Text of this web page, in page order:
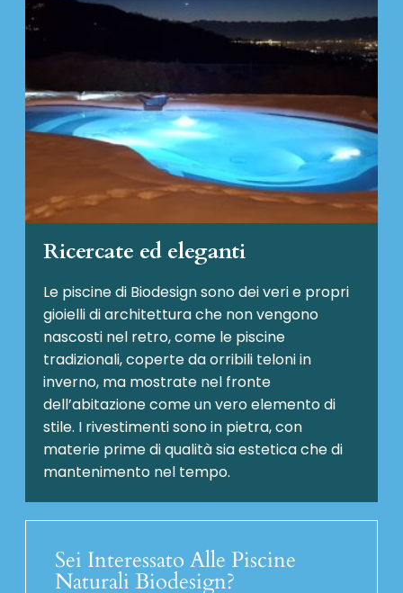
Ricercate ed eleganti
Le piscine di Biodesign sono dei veri e propri
gioielli di architettura che non vengono
nascosti nel retro, come le piscine
tradizionali, coperte da orribili teloni in
inverno, ma mostrate nel fronte
dell’abitazione come un vero elemento di
stile. I rivestimenti sono in pietra, con
materie prime di qualità sia estetica che di
mantenimento nel tempo.
Sei Interessato Alle Piscine
Naturali Biodesign?